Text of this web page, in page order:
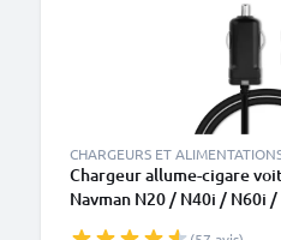
CHARGEURS ET
Chargeur allume-cigare
Navman N20 / N40i / N60i